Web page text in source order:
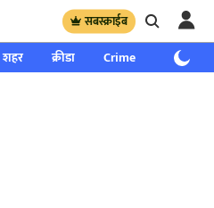
सबस्क्राईब
शहर क्रीडा Crime साप्ताहिक